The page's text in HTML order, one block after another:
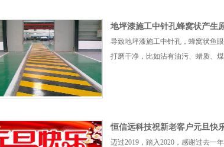
地坪漆施工中针孔蜂窝状产生
导致地坪漆施工中针孔，蜂窝状鱼
打磨干净，比如沾有油污、蜡质、
恒信远科技祝新老客户元旦快
迈过2019，踏入2020，感谢过去一